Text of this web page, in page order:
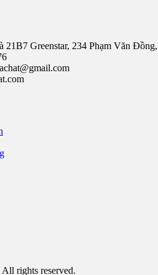
21B7 Greenstar, 234 Phạm Văn
rights reserved.